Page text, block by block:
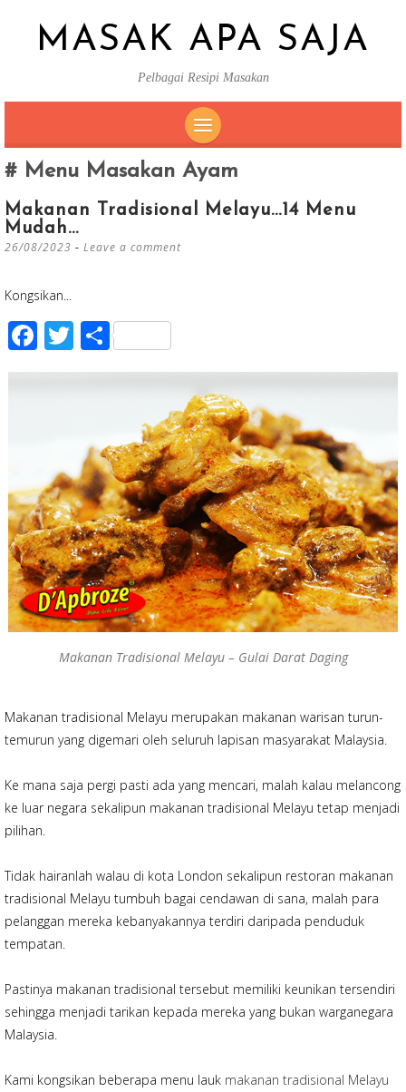
MASAK APA SAJA
Pelbagai Resipi Masakan
TO
CONTENT
Menu Masakan Ayam
Makanan Tradisional Melayu…14 Menu
Mudah…
26/08/2023 Leave a comment
Kongsikan...
F
ac
o
k
T
wi
S
h
Makanan Tradisional Melayu – Gulai Darat Daging
Makanan tradisional Melayu merupakan makanan warisan turun-
temurun yang digemari oleh seluruh lapisan masyarakat Malaysia.
Ke mana saja pergi pasti ada yang mencari, malah kalau melancong
ke luar negara sekalipun makanan tradisional Melayu tetap menjadi
pilihan.
Tidak hairanlah walau di kota London sekalipun restoran makanan
tradisional Melayu tumbuh bagai cendawan di sana, malah para
pelanggan mereka kebanyakannya terdiri daripada penduduk
tempatan.
Pastinya makanan tradisional tersebut memiliki keunikan tersendiri
sehingga menjadi tarikan kepada mereka yang bukan warganegara
Malaysia.
Kami kongsikan beberapa menu lauk makanan tradisional Melayu